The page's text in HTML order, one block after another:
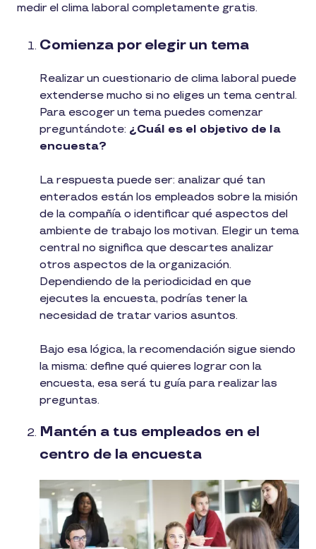
medir el clima laboral completamente gratis.
Comienza por elegir un tema
Realizar un cuestionario de clima laboral puede
extenderse mucho si no eliges un tema central.
Para escoger un tema puedes comenzar
preguntándote: ¿Cuál es el objetivo de la
encuesta?
La respuesta puede ser: analizar qué tan
enterados están los empleados sobre la misión
de la compañía o identificar qué aspectos del
ambiente de trabajo los motivan. Elegir un tema
central no significa que descartes analizar
otros aspectos de la organización.
Dependiendo de la periodicidad en que
ejecutes la encuesta, podrías tener la
necesidad de tratar varios asuntos.
Bajo esa lógica, la recomendación sigue siendo
la misma: define qué quieres lograr con la
encuesta, esa será tu guía para realizar las
preguntas.
Mantén a tus empleados en el
centro de la encuesta